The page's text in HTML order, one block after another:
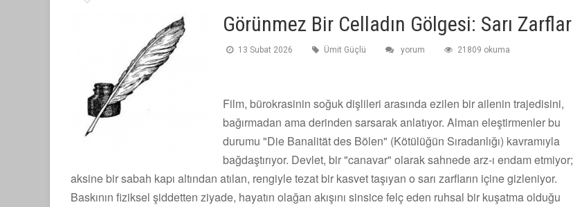
Görünmez Bir Celladın Gölgesi: Sarı Zarflar
13 Subat 2026 Ümit Güçlü yorum 21809 okuma
Film, bürokrasinin soğuk dişlileri arasında ezilen bir ailenin trajedisini,
bağırmadan ama derinden sarsarak anlatıyor. Alman eleştirmenler bu
durumu "Die Banalität des Bölen" (Kötülüğün Sıradanlığı) kavramıyla
bağdaştırıyor. Devlet, bir "canavar" olarak sahnede arz-ı endam etmiyor;
aksine bir sabah kapı altından atılan, rengiyle tezat bir kasvet taşıyan o sarı zarfların içine gizleniyor.
Baskının fiziksel şiddetten ziyade, hayatın olağan akışını sinsice felç eden ruhsal bir kuşatma olduğu